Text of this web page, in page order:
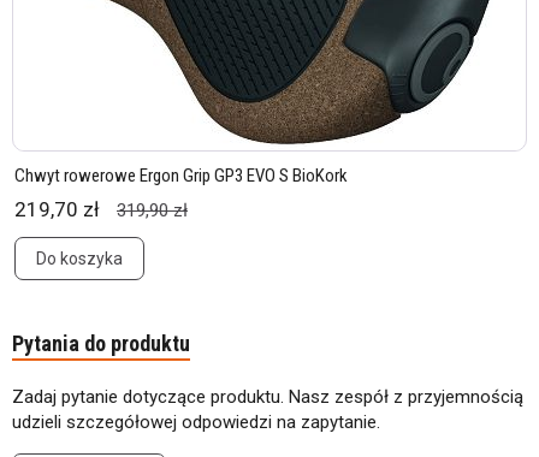
Chwyt rowerowe Ergon Grip GP3 EVO S BioKork
219,70 zł 319,90 zł
Do koszyka
Pytania do produktu
Zadaj pytanie dotyczące produktu. Nasz zespół z przyjemnością
udzieli szczegółowej odpowiedzi na zapytanie.